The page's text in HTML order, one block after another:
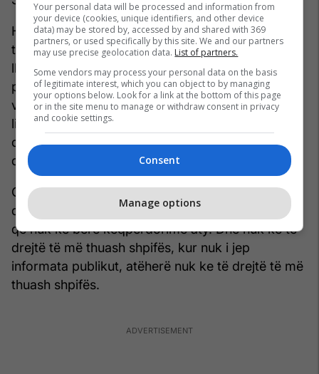
Hajdari: Nuk mundem unë sot para shtetit tim ta
thyej ligjin për rezervën shtetërore dhe të jap ty
llogari për planin strategjik, për planin e veprimit,
për vendodhjen, për rezervën, për shumën, për
vëllimin. Andaj rreptësishtë e kam të ndaluar nga
ligji që të elaborojë me ty, për këto shpifje që mi
drejtoni mua. Është gjykata, është prokuroria,
drejtohuni atje për mua. Pikë.
Qalaj: Derisa ministre nuk je transparente, nuk ke
drejtë të më thuash shpifje. Ligji nuk do të thotë
që nuk ke bërë keqpërdorime aty. Dhe nuk ke të
drejtë të më thuash shpifës, kur nuk i jep
informata publikut, atëherë nuk ke të drejtë të më
thuash shpifës.
Your personal data will be processed and information from
your device (cookies, unique identifiers, and other device
data) may be stored by, accessed by and shared with 369
partners, or used specifically by this site. We and our partners
may use precise geolocation data. List of partners.
Some vendors may process your personal data on the basis
of legitimate interest, which you can object to by managing
your options below. Look for a link at the bottom of this page
or in the site menu to manage or withdraw consent in privacy
and cookie settings.
Consent
Manage options